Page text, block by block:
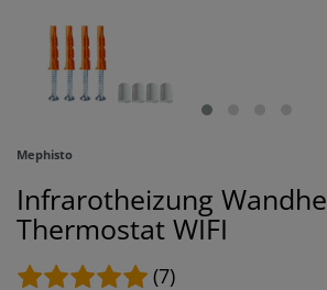
Mephisto
Infrarotheizung
Thermostat WIFI
(7)